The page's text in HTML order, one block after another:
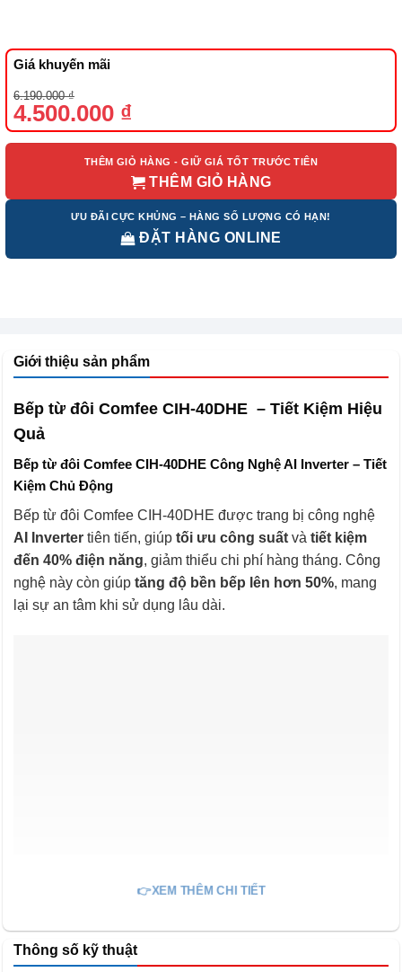
Giá khuyến mãi
6.190.000₫
Giá
gốc
là:
6.190.000 ₫.
4.500.000 ₫
Giá
hiện
tại
là:
THÊM GIỎ HÀNG - GIỮ GIÁ TỐT TRƯỚC TIÊN
THÊM GIỎ HÀNG
ƯU ĐÃI CỰC KHỦNG – HÀNG SỐ LƯỢNG CÓ HẠN!
ĐẶT HÀNG ONLINE
Giới thiệu sản phẩm
Bếp từ đôi Comfee CIH-40DHE – Tiết Kiệm Hiệu
Quả
Bếp từ đôi Comfee CIH-40DHE Công Nghệ AI Inverter – Tiết
Kiệm Chủ Động
Bếp từ đôi Comfee CIH-40DHE được trang bị công nghệ
AI Inverter tiên tiến, giúp tối ưu công suất và tiết kiệm
đến 40% điện năng, giảm thiểu chi phí hàng tháng. Công
nghệ này còn giúp tăng độ bền bếp lên hơn 50%, mang
lại sự an tâm khi sử dụng lâu dài.
👉XEM THÊM CHI TIẾT
Thông số kỹ thuật